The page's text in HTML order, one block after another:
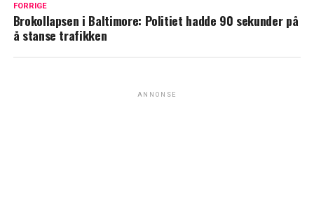
FORRIGE
Brokollapsen i Baltimore: Politiet hadde 90 sekunder på
å stanse trafikken
ANNONSE